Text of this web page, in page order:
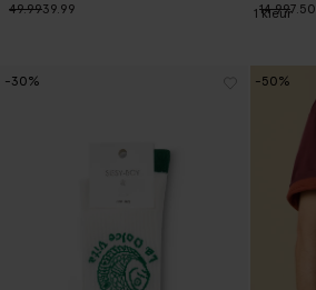
49.9939.99
14.997.50
1kleur
-30% -50%